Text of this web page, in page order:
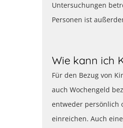
Untersuchungen
Personen ist
Wie kann ich
Für den Bezug von
auch Wochengeld
entweder persönlich
einreichen. Auch